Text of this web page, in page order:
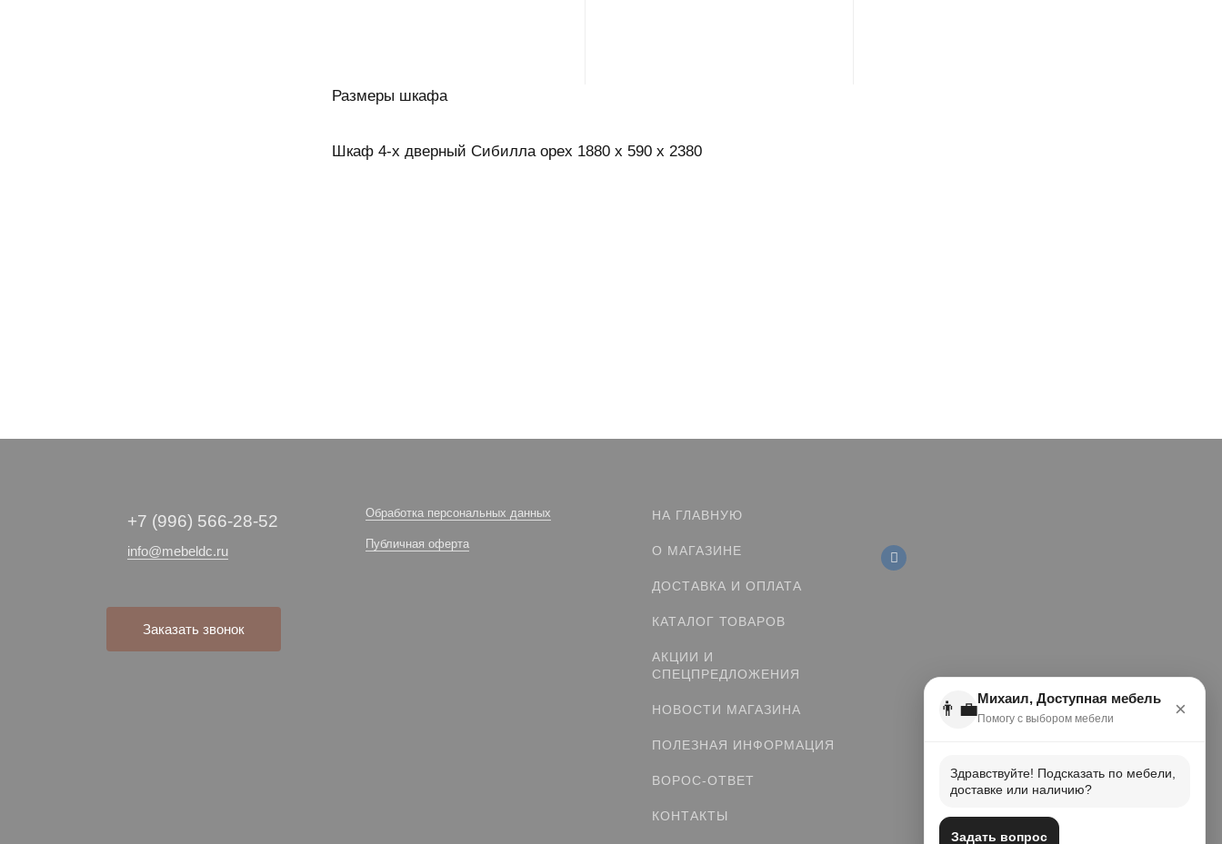
Размеры шкафа
Шкаф 4-х дверный Сибилла орех 1880 х 590 х 2380
+7 (996) 566-28-52
info@mebeldc.ru
Заказать звонок
Обработка персональных данных
Публичная оферта
НА ГЛАВНУЮ
О МАГАЗИНЕ
ДОСТАВКА И ОПЛАТА
КАТАЛОГ ТОВАРОВ
АКЦИИ И
СПЕЦПРЕДЛОЖЕНИЯ
НОВОСТИ МАГАЗИНА
ПОЛЕЗНАЯ ИНФОРМАЦИЯ
ВОРОС-ОТВЕТ
КОНТАКТЫ
👨‍💼Михаил, Доступная мебель
Помогу с выбором мебели ×
Здравствуйте! Подсказать по мебели,
доставке или наличию?
Задать вопрос